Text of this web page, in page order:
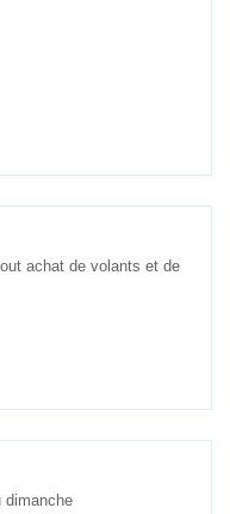
achat de volants et de
dimanche